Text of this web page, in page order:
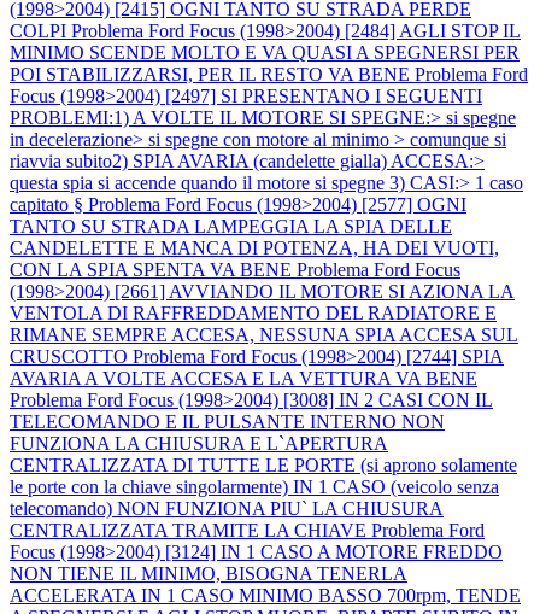
(1998>2004) [2415] OGNI TANTO SU STRADA PERDE
COLPI Problema Ford Focus (1998>2004) [2484] AGLI STOP IL
MINIMO SCENDE MOLTO E VA QUASI A SPEGNERSI PER
POI STABILIZZARSI, PER IL RESTO VA BENE Problema Ford
Focus (1998>2004) [2497] SI PRESENTANO I SEGUENTI
PROBLEMI:1) A VOLTE IL MOTORE SI SPEGNE:> si spegne
in decelerazione> si spegne con motore al minimo > comunque si
riavvia subito2) SPIA AVARIA (candelette gialla) ACCESA:>
questa spia si accende quando il motore si spegne 3) CASI:> 1 caso
capitato § Problema Ford Focus (1998>2004) [2577] OGNI
TANTO SU STRADA LAMPEGGIA LA SPIA DELLE
CANDELETTE E MANCA DI POTENZA, HA DEI VUOTI,
CON LA SPIA SPENTA VA BENE Problema Ford Focus
(1998>2004) [2661] AVVIANDO IL MOTORE SI AZIONA LA
VENTOLA DI RAFFREDDAMENTO DEL RADIATORE E
RIMANE SEMPRE ACCESA, NESSUNA SPIA ACCESA SUL
CRUSCOTTO Problema Ford Focus (1998>2004) [2744] SPIA
AVARIA A VOLTE ACCESA E LA VETTURA VA BENE
Problema Ford Focus (1998>2004) [3008] IN 2 CASI CON IL
TELECOMANDO E IL PULSANTE INTERNO NON
FUNZIONA LA CHIUSURA E L`APERTURA
CENTRALIZZATA DI TUTTE LE PORTE (si aprono solamente
le porte con la chiave singolarmente) IN 1 CASO (veicolo senza
telecomando) NON FUNZIONA PIU` LA CHIUSURA
CENTRALIZZATA TRAMITE LA CHIAVE Problema Ford
Focus (1998>2004) [3124] IN 1 CASO A MOTORE FREDDO
NON TIENE IL MINIMO, BISOGNA TENERLA
ACCELERATA IN 1 CASO MINIMO BASSO 700rpm, TENDE